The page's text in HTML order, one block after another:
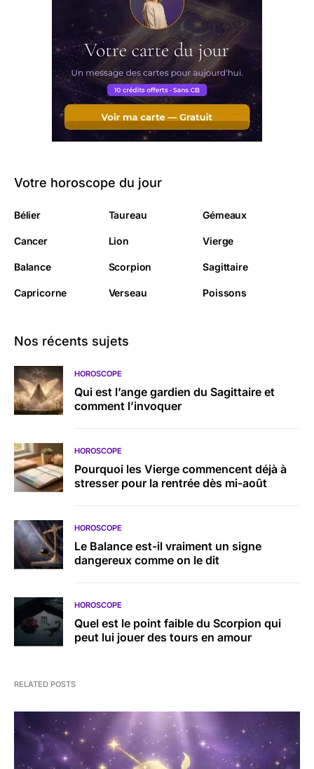
Votre horoscope du jour
Bélier Taureau Gémeaux
Cancer Lion Vierge
Balance Scorpion Sagittaire
Capricorne Verseau Poissons
Nos récents sujets
HOROSCOPE
Qui est l’ange gardien du Sagittaire et
comment l’invoquer
HOROSCOPE
Pourquoi les Vierge commencent déjà à
stresser pour la rentrée dès mi-août
HOROSCOPE
Le Balance est-il vraiment un signe
dangereux comme on le dit
HOROSCOPE
Quel est le point faible du Scorpion qui
peut lui jouer des tours en amour
RELATED POSTS